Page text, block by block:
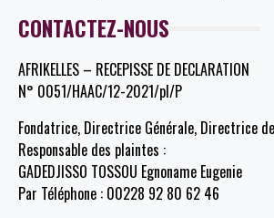
CONTACTEZ-NOUS
AFRIKELLES – RECEPISSE DE DECLARATION
N° 0051/HAAC/12-2021/pl/P
Fondatrice, Directrice Générale, Directrice
Responsable des plaintes :
GADEDJISSO TOSSOU Egnoname Eugenie
Par Téléphone : 00228 92 80 62 46